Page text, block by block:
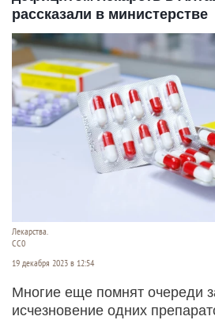
рассказали в министерстве
Лекарства.
СС0
19 декабря 2023 в 12:54
Многие еще помнят очереди
исчезновение одних